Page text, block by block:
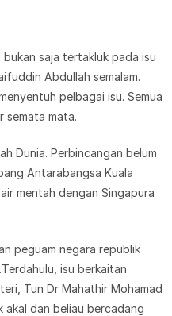
saja tertakluk pada isu
Abdullah semalam.
pelbagai isu. Semua
semata mata.
Dunia. Perbincangan belum
Antarabangsa Kuala
mentah dengan Singapura
peguam negara republik
isu berkaitan
Tun Dr Mahathir Mohamad
akal dan beliau bercadang